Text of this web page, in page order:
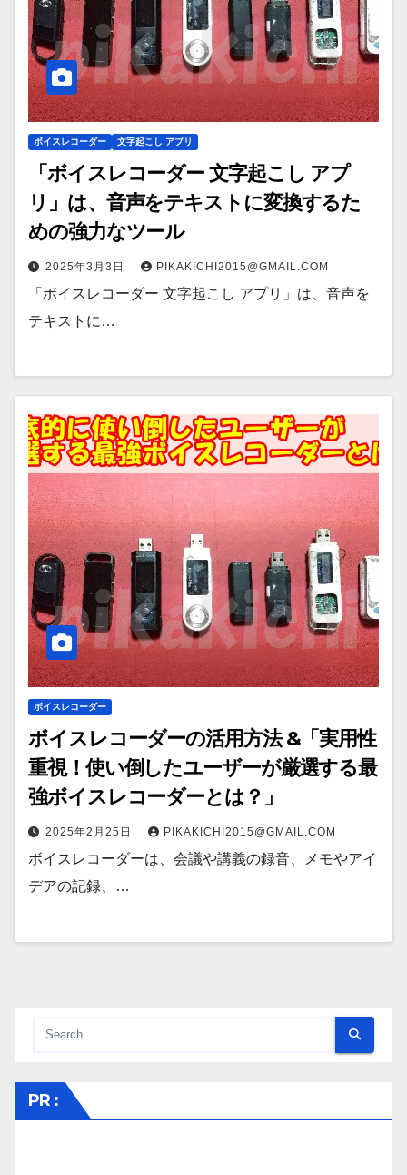
ボイスレコーダー 文字起こし アプリ
「ボイスレコーダー 文字起こし アプ
リ」は、音声をテキストに変換するた
めの強力なツール
2025年3月3日 PIKAKICHI2015@GMAIL.COM
「ボイスレコーダー 文字起こし アプリ」は、音声を
テキストに…
ボイスレコーダー
ボイスレコーダーの活用方法 &「実用性
重視！使い倒したユーザーが厳選する最
強ボイスレコーダーとは？」
2025年2月25日 PIKAKICHI2015@GMAIL.COM
ボイスレコーダーは、会議や講義の録音、メモやアイ
デアの記録、…
PR :